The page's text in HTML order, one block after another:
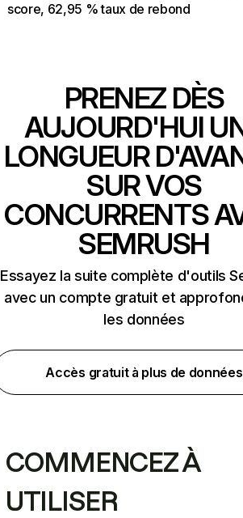
score, 62,95 % taux de rebond
PRENEZ DÈS
AUJOURD'HUI
LONGUEUR
SUR VOS
CONCURRENTS
SEMRUSH
Essayez la suite complète d'outils
avec un compte gratuit et
les données
Accès gratuit à plus de données
COMMENCEZ À
UTILISER